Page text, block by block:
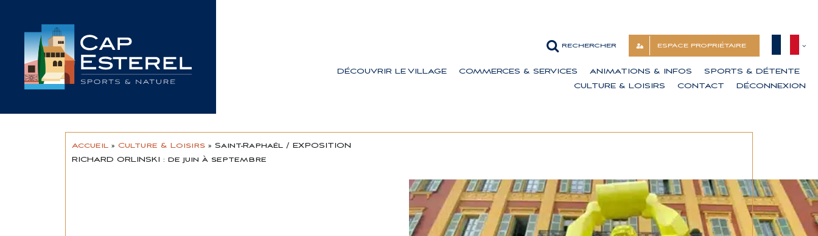
contenu
ESPACE PROPRIÉTAIRE
DÉCOUVRIR LE VILLAGE COMMERCES & SERVICES ANIMATIONS & INFOS
SPORTS & DÉTENTE
CULTURE & LOISIRS
CONTACT DÉCONNEXION
Accueil »Culture & Loisirs »Saint-Raphaël / EXPOSITION
RICHARD ORLINSKI : de juin à septembre